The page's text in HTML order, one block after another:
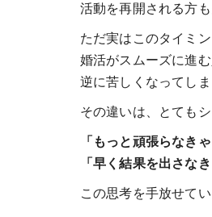
活動を再開される方も
ただ実はこのタイミン
婚活がスムーズに進む
逆に苦しくなってし
その違いは、とてもシ
「もっと頑張らなきゃ
「早く結果を出さなき
この思考を手放せてい